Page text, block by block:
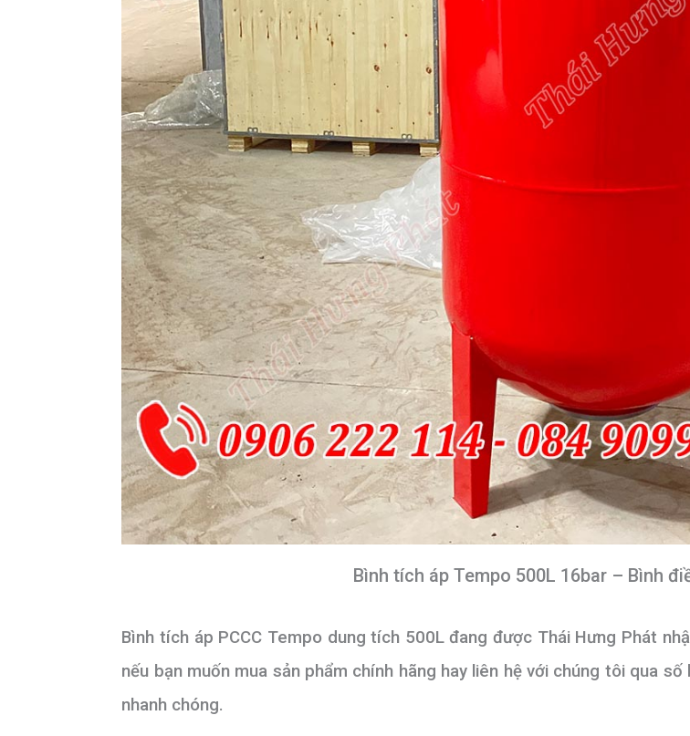
Bình tích áp Tempo 500L 16bar – Bình
Bình tích áp PCCC Tempo dung tích 500L đang được Thái Hưng Phát
nếu bạn muốn mua sản phẩm chính hãng hay liên hệ với chúng tôi qua số
nhanh chóng.